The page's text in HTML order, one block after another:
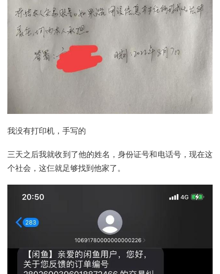
我没有打印机，手写的
三天之后我就收到了他的姓名，身份证号和电话号，现在这
个社会，这仨就足够找到他家了。